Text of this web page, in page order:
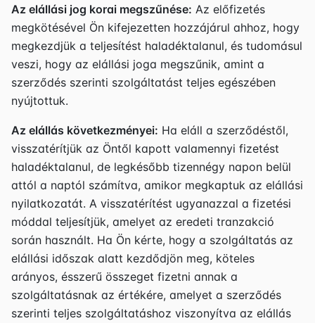
Az elállási jog korai megszűnése: Az előfizetés
megkötésével Ön kifejezetten hozzájárul ahhoz, hogy
megkezdjük a teljesítést haladéktalanul, és tudomásul
veszi, hogy az elállási joga megszűnik, amint a
szerződés szerinti szolgáltatást teljes egészében
nyújtottuk.
Az elállás következményei: Ha eláll a szerződéstől,
visszatérítjük az Öntől kapott valamennyi fizetést
haladéktalanul, de legkésőbb tizennégy napon belül
attól a naptól számítva, amikor megkaptuk az elállási
nyilatkozatát. A visszatérítést ugyanazzal a fizetési
móddal teljesítjük, amelyet az eredeti tranzakció
során használt. Ha Ön kérte, hogy a szolgáltatás az
elállási időszak alatt kezdődjön meg, köteles
arányos, ésszerű összeget fizetni annak a
szolgáltatásnak az értékére, amelyet a szerződés
szerinti teljes szolgáltatáshoz viszonyítva az elállás